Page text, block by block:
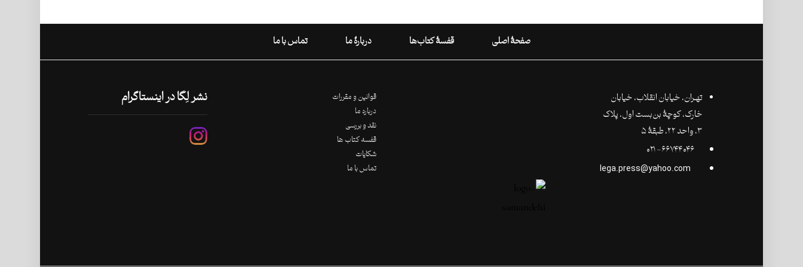
صفحۀ اصلی قفسۀ کتاب‌ها دربارۀ ما تماس با ما
تهـران،‌ خیابان انقلاب، خیابان
خارک، کوچۀ بن‌بست اول، پلاک
۳، واحد ۲۲، طبقۀ ۵
قوانین و مقررات
درباره ما
نقد و بررسی
قفسه کتاب ها
شکایات
تماس با ما
نشر لِگا در اینستاگرام